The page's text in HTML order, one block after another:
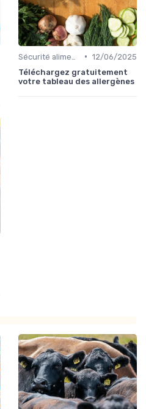
• 12/06/2025
Téléchargez gratuitement
votre tableau des allergènes